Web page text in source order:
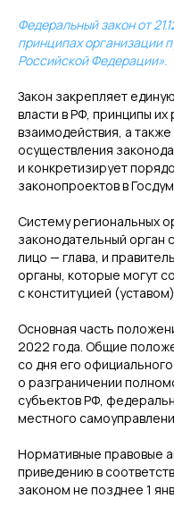
Федеральный закон от
принципах организации
Российской Федерации».
Закон закрепляет
власти в РФ, принципы
взаимодействия, а
осуществления
и конкретизирует
законопроектов в
Систему региональных
законодательный орган
лицо — глава, и
органы, которые могут
с конституцией
Основная часть
2022 года. Общие
со дня его
о разграничении
субъектов РФ,
местного
Нормативные правовые
приведению в
законом не позднее 1